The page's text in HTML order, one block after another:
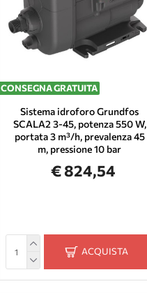
CONSEGNA GRATUITA
Sistema idroforo Grundfos
SCALA2 3-45, potenza 550 W,
portata 3 m³/h, prevalenza 45
m, pressione 10 bar
€ 824,54
ACQUISTA